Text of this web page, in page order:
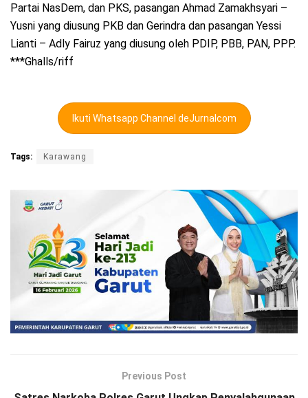
Partai NasDem, dan PKS, pasangan Ahmad Zamakhsyari –
Yusni yang diusung PKB dan Gerindra dan pasangan Yessi
Lianti – Adly Fairuz yang diusung oleh PDIP, PBB, PAN, PPP.
***Ghalls/riff
Ikuti Whatsapp Channel deJurnalcom
Tags: Karawang
Previous Post